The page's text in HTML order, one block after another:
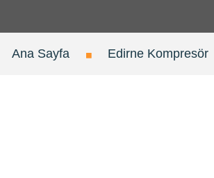
Ana Sayfa Edirne Kompresör